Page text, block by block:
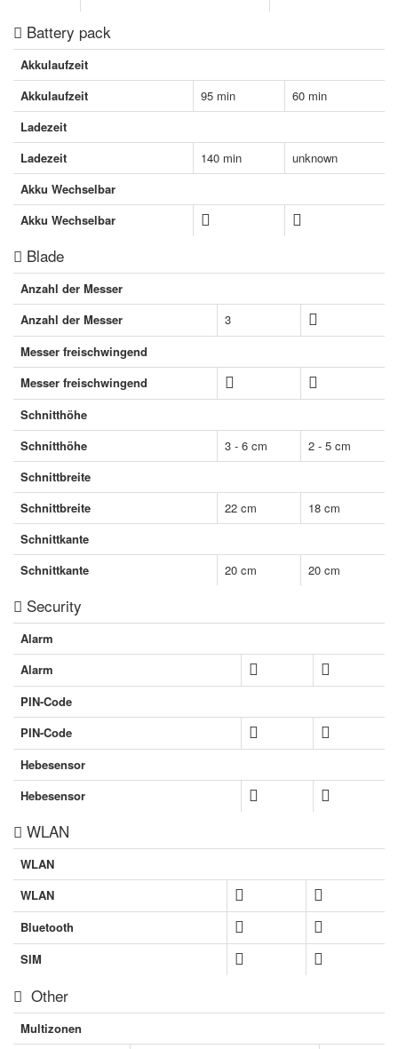
Battery pack
Akkulaufzeit
Akkulaufzeit
95 min
60 min
Ladezeit
Ladezeit
140 min
unknown
Akku Wechselbar
Akku Wechselbar
Blade
Anzahl der Messer
Anzahl der Messer
3
Messer freischwingend
Messer freischwingend
Schnitthöhe
Schnitthöhe
3 - 6 cm
2 - 5 cm
Schnittbreite
Schnittbreite
22 cm
18 cm
Schnittkante
Schnittkante
20 cm 20 cm
Security
Alarm
Alarm
PIN-Code
PIN-Code
Hebesensor
Hebesensor
WLAN
WLAN
WLAN
Bluetooth
SIM
Other
Multizonen